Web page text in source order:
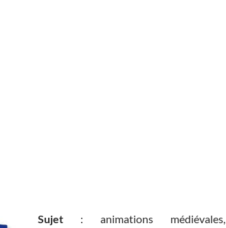
Sujet : animations médiévales,